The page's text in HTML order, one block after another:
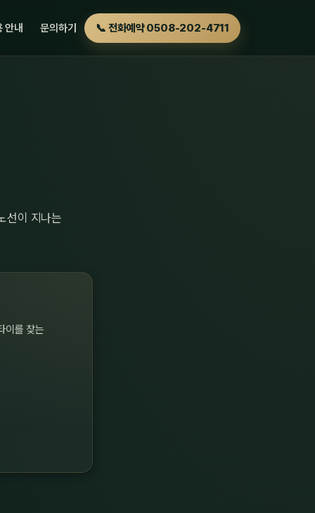
안내 문의하기 📞 전화예약 0508-202-4711
선이 지나는
이를 찾는